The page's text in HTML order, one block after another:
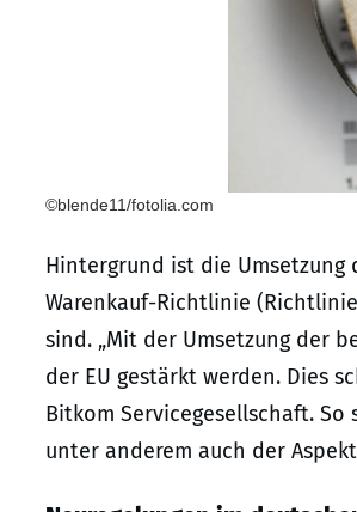
©blende11/fotolia.com
Hintergrund ist die Umsetzung
Warenkauf-Richtlinie (Richtlinie
sind. „Mit der Umsetzung der
der EU gestärkt werden. Dies
Bitkom Servicegesellschaft.
unter anderem auch der